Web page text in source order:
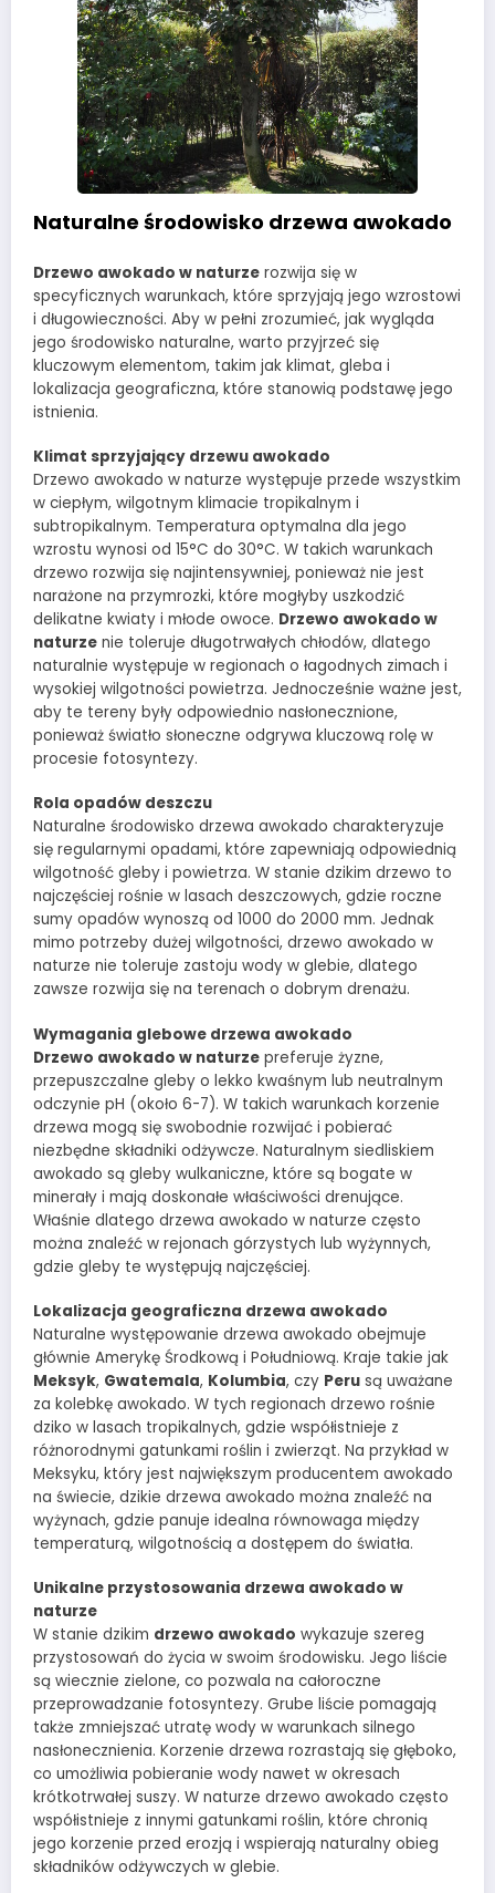
Naturalne środowisko drzewa awokado
Drzewo awokado w naturze rozwija się w
specyficznych warunkach, które sprzyjają jego wzrostowi
i długowieczności. Aby w pełni zrozumieć, jak wygląda
jego środowisko naturalne, warto przyjrzeć się
kluczowym elementom, takim jak klimat, gleba i
lokalizacja geograficzna, które stanowią podstawę jego
istnienia.
Klimat sprzyjający drzewu awokado
Drzewo awokado w naturze występuje przede wszystkim
w ciepłym, wilgotnym klimacie tropikalnym i
subtropikalnym. Temperatura optymalna dla jego
wzrostu wynosi od 15°C do 30°C. W takich warunkach
drzewo rozwija się najintensywniej, ponieważ nie jest
narażone na przymrozki, które mogłyby uszkodzić
delikatne kwiaty i młode owoce. Drzewo awokado w
naturze nie toleruje długotrwałych chłodów, dlatego
naturalnie występuje w regionach o łagodnych zimach i
wysokiej wilgotności powietrza. Jednocześnie ważne jest,
aby te tereny były odpowiednio nasłonecznione,
ponieważ światło słoneczne odgrywa kluczową rolę w
procesie fotosyntezy.
Rola opadów deszczu
Naturalne środowisko drzewa awokado charakteryzuje
się regularnymi opadami, które zapewniają odpowiednią
wilgotność gleby i powietrza. W stanie dzikim drzewo to
najczęściej rośnie w lasach deszczowych, gdzie roczne
sumy opadów wynoszą od 1000 do 2000 mm. Jednak
mimo potrzeby dużej wilgotności, drzewo awokado w
naturze nie toleruje zastoju wody w glebie, dlatego
zawsze rozwija się na terenach o dobrym drenażu.
Wymagania glebowe drzewa awokado
Drzewo awokado w naturze preferuje żyzne,
przepuszczalne gleby o lekko kwaśnym lub neutralnym
odczynie pH (około 6-7). W takich warunkach korzenie
drzewa mogą się swobodnie rozwijać i pobierać
niezbędne składniki odżywcze. Naturalnym siedliskiem
awokado są gleby wulkaniczne, które są bogate w
minerały i mają doskonałe właściwości drenujące.
Właśnie dlatego drzewa awokado w naturze często
można znaleźć w rejonach górzystych lub wyżynnych,
gdzie gleby te występują najczęściej.
Lokalizacja geograficzna drzewa awokado
Naturalne występowanie drzewa awokado obejmuje
głównie Amerykę Środkową i Południową. Kraje takie jak
Meksyk, Gwatemala, Kolumbia, czy Peru są uważane
za kolebkę awokado. W tych regionach drzewo rośnie
dziko w lasach tropikalnych, gdzie współistnieje z
różnorodnymi gatunkami roślin i zwierząt. Na przykład w
Meksyku, który jest największym producentem awokado
na świecie, dzikie drzewa awokado można znaleźć na
wyżynach, gdzie panuje idealna równowaga między
temperaturą, wilgotnością a dostępem do światła.
Unikalne przystosowania drzewa awokado w
naturze
W stanie dzikim drzewo awokado wykazuje szereg
przystosowań do życia w swoim środowisku. Jego liście
są wiecznie zielone, co pozwala na całoroczne
przeprowadzanie fotosyntezy. Grube liście pomagają
także zmniejszać utratę wody w warunkach silnego
nasłonecznienia. Korzenie drzewa rozrastają się głęboko,
co umożliwia pobieranie wody nawet w okresach
krótkotrwałej suszy. W naturze drzewo awokado często
współistnieje z innymi gatunkami roślin, które chronią
jego korzenie przed erozją i wspierają naturalny obieg
składników odżywczych w glebie.